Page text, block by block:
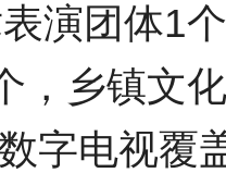
演团体1
，乡镇文
字电视覆